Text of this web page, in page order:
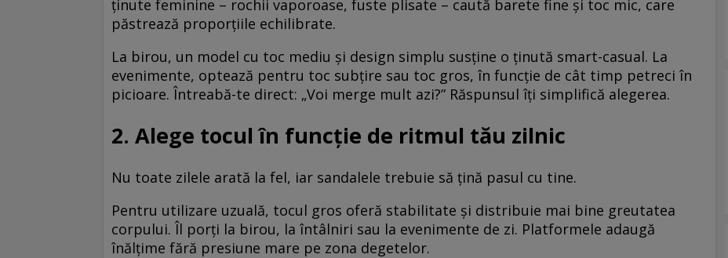
ținute feminine – rochii vaporoase, fuste plisate – caută barete fine și toc mic, care
păstrează proporțiile echilibrate.
La birou, un model cu toc mediu și design simplu susține o ținută smart-casual. La
evenimente, optează pentru toc subțire sau toc gros, în funcție de cât timp petreci în
picioare. Întreabă-te direct: „Voi merge mult azi?” Răspunsul îți simplifică alegerea.
2. Alege tocul în funcție de ritmul tău zilnic
Nu toate zilele arată la fel, iar sandalele trebuie să țină pasul cu tine.
Pentru utilizare uzuală, tocul gros oferă stabilitate și distribuie mai bine greutatea
corpului. Îl porți la birou, la întâlniri sau la evenimente de zi. Platformele adaugă
înălțime fără presiune mare pe zona degetelor.